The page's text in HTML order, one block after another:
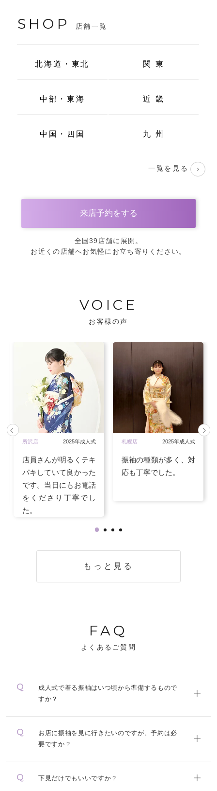
SHOP 店舗一覧
北海道・東北 関 東
中部・東海 近 畿
中国・四国 九 州
一覧を見る
来店予約をする
全国39店舗に展開。
お近くの店舗へお気軽にお立ち寄りください。
VOICE
お客様の声
所沢店 2025年成人式
店員さんが明るくテキ
パキしていて良かった
です。当日にもお電話
をくださり丁寧でし
た。
札幌店 2025年成人式
振袖の種類が多く、対
応も丁寧でした。
もっと見る
FAQ
よくあるご質問
成人式で着る振袖はいつ頃から準備するもので
すか？
お店に振袖を見に行きたいのですが、予約は必
要ですか？
下見だけでもいいですか？